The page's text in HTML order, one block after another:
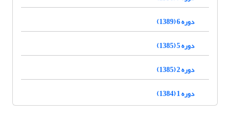
دوره 6 (1389)
دوره 5 (1385)
دوره 2 (1385)
دوره 1 (1384)